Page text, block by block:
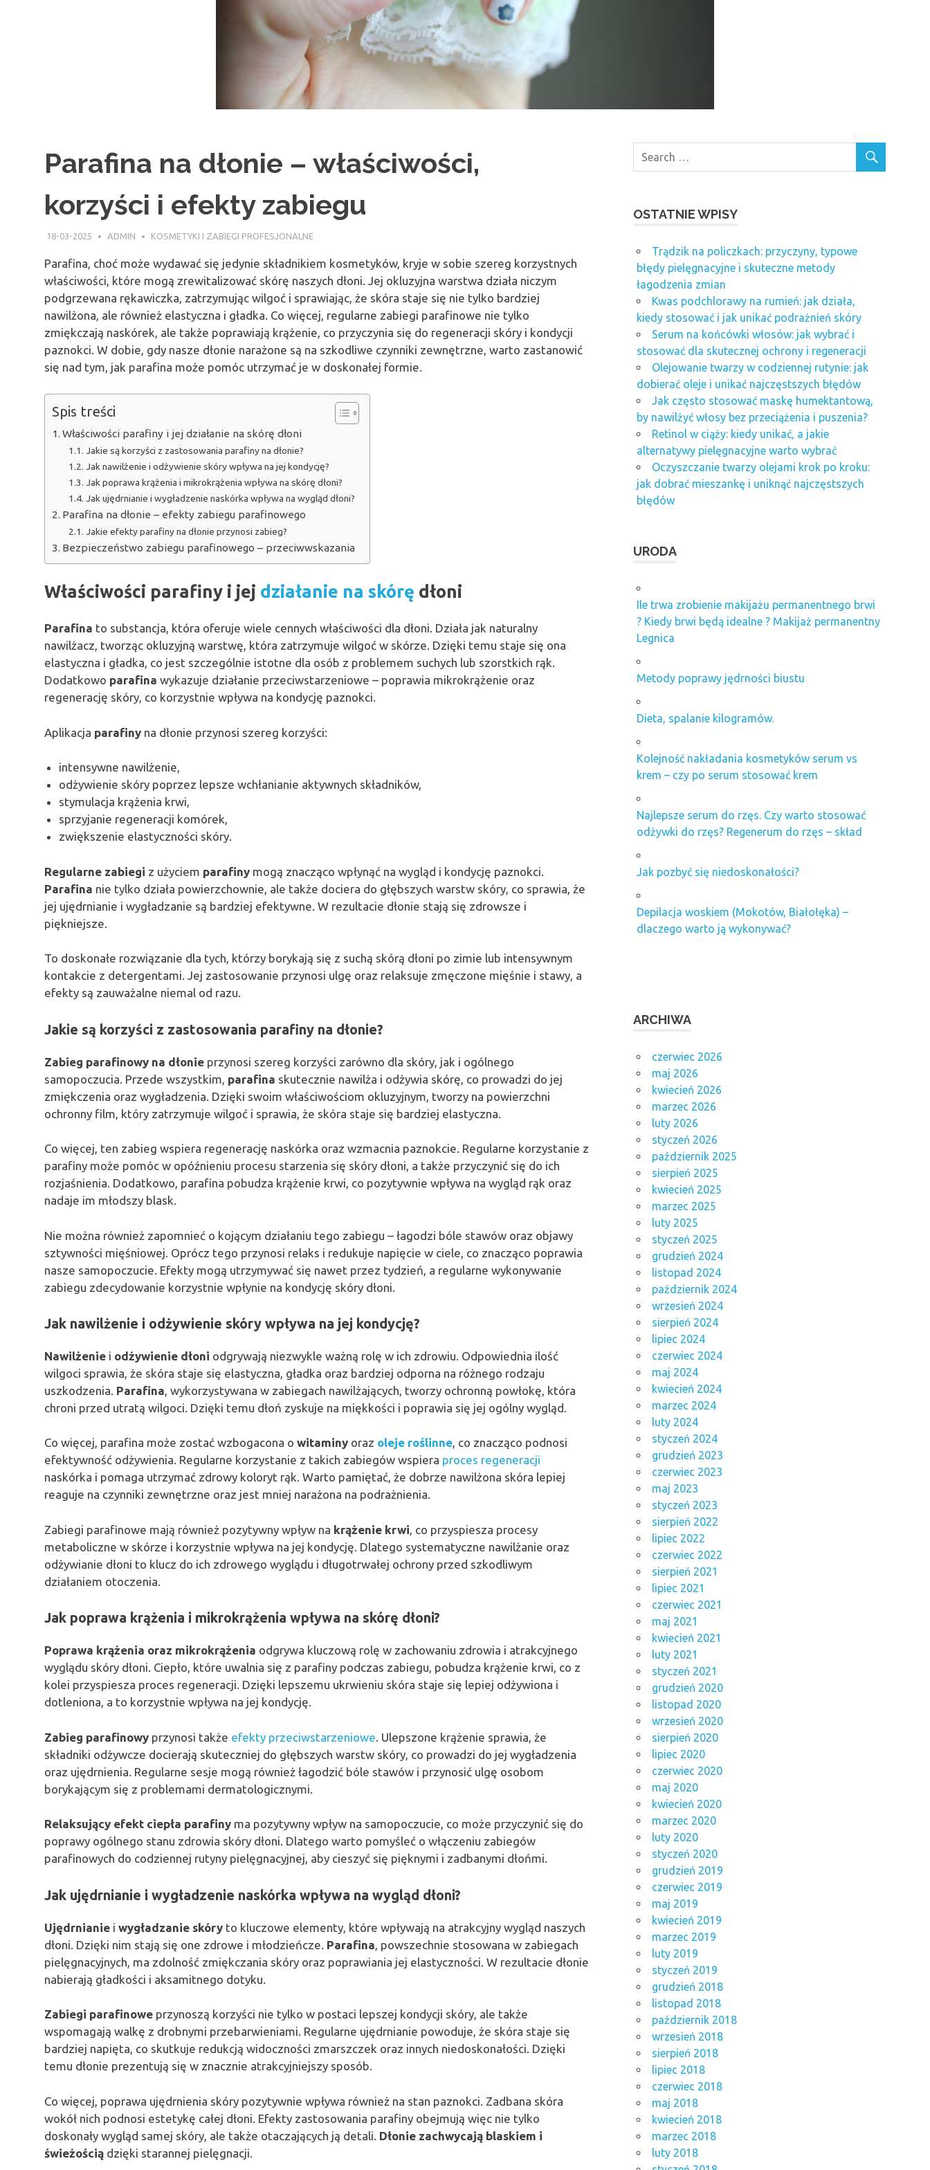
Parafina na dłonie – właściwości,
korzyści i efekty zabiegu
18-03-2025 ADMIN KOSMETYKI I ZABIEGI PROFESJONALNE
Parafina, choć może wydawać się jedynie składnikiem kosmetyków, kryje w sobie szereg korzystnych
właściwości, które mogą zrewitalizować skórę naszych dłoni. Jej okluzyjna warstwa działa niczym
podgrzewana rękawiczka, zatrzymując wilgoć i sprawiając, że skóra staje się nie tylko bardziej
nawilżona, ale również elastyczna i gładka. Co więcej, regularne zabiegi parafinowe nie tylko
zmiękczają naskórek, ale także poprawiają krążenie, co przyczynia się do regeneracji skóry i kondycji
paznokci. W dobie, gdy nasze dłonie narażone są na szkodliwe czynniki zewnętrzne, warto zastanowić
się nad tym, jak parafina może pomóc utrzymać je w doskonałej formie.
Spis treści
Właściwości parafiny i jej działanie na skórę dłoni
Jakie są korzyści z zastosowania parafiny na dłonie?
Jak nawilżenie i odżywienie skóry wpływa na jej kondycję?
Jak poprawa krążenia i mikrokrążenia wpływa na skórę dłoni?
Jak ujędrnianie i wygładzenie naskórka wpływa na wygląd dłoni?
Parafina na dłonie – efekty zabiegu parafinowego
Jakie efekty parafiny na dłonie przynosi zabieg?
Bezpieczeństwo zabiegu parafinowego – przeciwwskazania
Właściwości parafiny i jej działanie na skórę dłoni
Parafina to substancja, która oferuje wiele cennych właściwości dla dłoni. Działa jak naturalny
nawilżacz, tworząc okluzyjną warstwę, która zatrzymuje wilgoć w skórze. Dzięki temu staje się ona
elastyczna i gładka, co jest szczególnie istotne dla osób z problemem suchych lub szorstkich rąk.
Dodatkowo parafina wykazuje działanie przeciwstarzeniowe – poprawia mikrokrążenie oraz
regenerację skóry, co korzystnie wpływa na kondycję paznokci.
Aplikacja parafiny na dłonie przynosi szereg korzyści:
intensywne nawilżenie,
odżywienie skóry poprzez lepsze wchłanianie aktywnych składników,
stymulacja krążenia krwi,
sprzyjanie regeneracji komórek,
zwiększenie elastyczności skóry.
Regularne zabiegi z użyciem parafiny mogą znacząco wpłynąć na wygląd i kondycję paznokci.
Parafina nie tylko działa powierzchownie, ale także dociera do głębszych warstw skóry, co sprawia, że
jej ujędrnianie i wygładzanie są bardziej efektywne. W rezultacie dłonie stają się zdrowsze i
piękniejsze.
To doskonałe rozwiązanie dla tych, którzy borykają się z suchą skórą dłoni po zimie lub intensywnym
kontakcie z detergentami. Jej zastosowanie przynosi ulgę oraz relaksuje zmęczone mięśnie i stawy, a
efekty są zauważalne niemal od razu.
Jakie są korzyści z zastosowania parafiny na dłonie?
Zabieg parafinowy na dłonie przynosi szereg korzyści zarówno dla skóry, jak i ogólnego
samopoczucia. Przede wszystkim, parafina skutecznie nawilża i odżywia skórę, co prowadzi do jej
zmiękczenia oraz wygładzenia. Dzięki swoim właściwościom okluzyjnym, tworzy na powierzchni
ochronny film, który zatrzymuje wilgoć i sprawia, że skóra staje się bardziej elastyczna.
Co więcej, ten zabieg wspiera regenerację naskórka oraz wzmacnia paznokcie. Regularne korzystanie z
parafiny może pomóc w opóźnieniu procesu starzenia się skóry dłoni, a także przyczynić się do ich
rozjaśnienia. Dodatkowo, parafina pobudza krążenie krwi, co pozytywnie wpływa na wygląd rąk oraz
nadaje im młodszy blask.
Nie można również zapomnieć o kojącym działaniu tego zabiegu – łagodzi bóle stawów oraz objawy
sztywności mięśniowej. Oprócz tego przynosi relaks i redukuje napięcie w ciele, co znacząco poprawia
nasze samopoczucie. Efekty mogą utrzymywać się nawet przez tydzień, a regularne wykonywanie
zabiegu zdecydowanie korzystnie wpłynie na kondycję skóry dłoni.
Jak nawilżenie i odżywienie skóry wpływa na jej kondycję?
Nawilżenie i odżywienie dłoni odgrywają niezwykle ważną rolę w ich zdrowiu. Odpowiednia ilość
wilgoci sprawia, że skóra staje się elastyczna, gładka oraz bardziej odporna na różnego rodzaju
uszkodzenia. Parafina, wykorzystywana w zabiegach nawilżających, tworzy ochronną powłokę, która
chroni przed utratą wilgoci. Dzięki temu dłoń zyskuje na miękkości i poprawia się jej ogólny wygląd.
Co więcej, parafina może zostać wzbogacona o witaminy oraz oleje roślinne, co znacząco podnosi
efektywność odżywienia. Regularne korzystanie z takich zabiegów wspiera proces regeneracji
naskórka i pomaga utrzymać zdrowy koloryt rąk. Warto pamiętać, że dobrze nawilżona skóra lepiej
reaguje na czynniki zewnętrzne oraz jest mniej narażona na podrażnienia.
Zabiegi parafinowe mają również pozytywny wpływ na krążenie krwi, co przyspiesza procesy
metaboliczne w skórze i korzystnie wpływa na jej kondycję. Dlatego systematyczne nawilżanie oraz
odżywianie dłoni to klucz do ich zdrowego wyglądu i długotrwałej ochrony przed szkodliwym
działaniem otoczenia.
Jak poprawa krążenia i mikrokrążenia wpływa na skórę dłoni?
Poprawa krążenia oraz mikrokrążenia odgrywa kluczową rolę w zachowaniu zdrowia i atrakcyjnego
wyglądu skóry dłoni. Ciepło, które uwalnia się z parafiny podczas zabiegu, pobudza krążenie krwi, co z
kolei przyspiesza proces regeneracji. Dzięki lepszemu ukrwieniu skóra staje się lepiej odżywiona i
dotleniona, a to korzystnie wpływa na jej kondycję.
Zabieg parafinowy przynosi także efekty przeciwstarzeniowe. Ulepszone krążenie sprawia, że
składniki odżywcze docierają skuteczniej do głębszych warstw skóry, co prowadzi do jej wygładzenia
oraz ujędrnienia. Regularne sesje mogą również łagodzić bóle stawów i przynosić ulgę osobom
borykającym się z problemami dermatologicznymi.
Relaksujący efekt ciepła parafiny ma pozytywny wpływ na samopoczucie, co może przyczynić się do
poprawy ogólnego stanu zdrowia skóry dłoni. Dlatego warto pomyśleć o włączeniu zabiegów
parafinowych do codziennej rutyny pielęgnacyjnej, aby cieszyć się pięknymi i zadbanymi dłońmi.
Jak ujędrnianie i wygładzenie naskórka wpływa na wygląd dłoni?
Ujędrnianie i wygładzanie skóry to kluczowe elementy, które wpływają na atrakcyjny wygląd naszych
dłoni. Dzięki nim stają się one zdrowe i młodzieńcze. Parafina , powszechnie stosowana w zabiegach
pielęgnacyjnych, ma zdolność zmiękczania skóry oraz poprawiania jej elastyczności. W rezultacie dłonie
nabierają gładkości i aksamitnego dotyku.
Zabiegi parafinowe przynoszą korzyści nie tylko w postaci lepszej kondycji skóry, ale także
wspomagają walkę z drobnymi przebarwieniami. Regularne ujędrnianie powoduje, że skóra staje się
bardziej napięta, co skutkuje redukcją widoczności zmarszczek oraz innych niedoskonałości. Dzięki
temu dłonie prezentują się w znacznie atrakcyjniejszy sposób.
Co więcej, poprawa ujędrnienia skóry pozytywnie wpływa również na stan paznokci. Zadbana skóra
wokół nich podnosi estetykę całej dłoni. Efekty zastosowania parafiny obejmują więc nie tylko
doskonały wygląd samej skóry, ale także otaczających ją detali. Dłonie zachwycają blaskiem i
świeżością dzięki starannej pielęgnacji.
OSTATNIE WPISY
Trądzik na policzkach: przyczyny, typowe
błędy pielęgnacyjne i skuteczne metody
łagodzenia zmian
Kwas podchlorawy na rumień: jak działa,
kiedy stosować i jak unikać podrażnień skóry
Serum na końcówki włosów: jak wybrać i
stosować dla skutecznej ochrony i regeneracji
Olejowanie twarzy w codziennej rutynie: jak
dobierać oleje i unikać najczęstszych błędów
Jak często stosować maskę humektantową,
by nawilżyć włosy bez przeciążenia i puszenia?
Retinol w ciąży: kiedy unikać, a jakie
alternatywy pielęgnacyjne warto wybrać
Oczyszczanie twarzy olejami krok po kroku:
jak dobrać mieszankę i uniknąć najczęstszych
błędów
URODA
Ile trwa zrobienie makijażu permanentnego brwi
? Kiedy brwi będą idealne ? Makijaż permanentny
Legnica
Metody poprawy jędrności biustu
Dieta, spalanie kilogramów.
Kolejność nakładania kosmetyków serum vs
krem – czy po serum stosować krem
Najlepsze serum do rzęs. Czy warto stosować
odżywki do rzęs? Regenerum do rzęs – skład
Jak pozbyć się niedoskonałości?
Depilacja woskiem (Mokotów, Białołęka) –
dlaczego warto ją wykonywać?
ARCHIWA
czerwiec 2026
maj 2026
kwiecień 2026
marzec 2026
luty 2026
styczeń 2026
październik 2025
sierpień 2025
kwiecień 2025
marzec 2025
luty 2025
styczeń 2025
grudzień 2024
listopad 2024
październik 2024
wrzesień 2024
sierpień 2024
lipiec 2024
czerwiec 2024
maj 2024
kwiecień 2024
marzec 2024
luty 2024
styczeń 2024
grudzień 2023
czerwiec 2023
maj 2023
styczeń 2023
sierpień 2022
lipiec 2022
czerwiec 2022
sierpień 2021
lipiec 2021
czerwiec 2021
maj 2021
kwiecień 2021
luty 2021
styczeń 2021
grudzień 2020
listopad 2020
wrzesień 2020
sierpień 2020
lipiec 2020
czerwiec 2020
maj 2020
kwiecień 2020
marzec 2020
luty 2020
styczeń 2020
grudzień 2019
czerwiec 2019
maj 2019
kwiecień 2019
marzec 2019
luty 2019
styczeń 2019
grudzień 2018
listopad 2018
październik 2018
wrzesień 2018
sierpień 2018
lipiec 2018
czerwiec 2018
maj 2018
kwiecień 2018
marzec 2018
luty 2018